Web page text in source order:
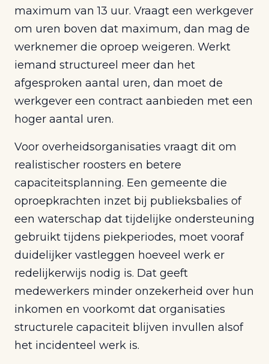
maximum van 13 uur. Vraagt een werkgever
om uren boven dat maximum, dan mag de
werknemer die oproep weigeren. Werkt
iemand structureel meer dan het
afgesproken aantal uren, dan moet de
werkgever een contract aanbieden met een
hoger aantal uren.
Voor overheidsorganisaties vraagt dit om
realistischer roosters en betere
capaciteitsplanning. Een gemeente die
oproepkrachten inzet bij publieksbalies of
een waterschap dat tijdelijke ondersteuning
gebruikt tijdens piekperiodes, moet vooraf
duidelijker vastleggen hoeveel werk er
redelijkerwijs nodig is. Dat geeft
medewerkers minder onzekerheid over hun
inkomen en voorkomt dat organisaties
structurele capaciteit blijven invullen alsof
het incidenteel werk is.